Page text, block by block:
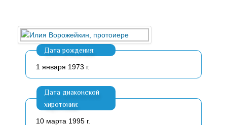
Дата рождения:
1 января 1973 г.
Дата диаконской
хиротонии:
10 марта 1995 г.